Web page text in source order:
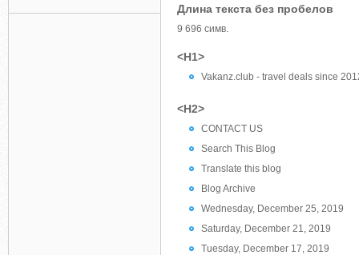
Длина текста без пробелов
9 696 симв.
<H1>
Vakanz.club - travel deals since
<H2>
CONTACT US
Search This Blog
Translate this blog
Blog Archive
Wednesday, December 25, 2019
Saturday, December 21, 2019
Tuesday, December 17, 2019